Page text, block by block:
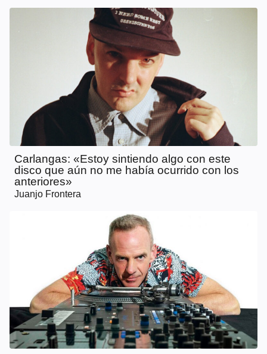
Carlangas: «Estoy sintiendo algo con este
disco que aún no me había ocurrido con los
anteriores»
Juanjo Frontera